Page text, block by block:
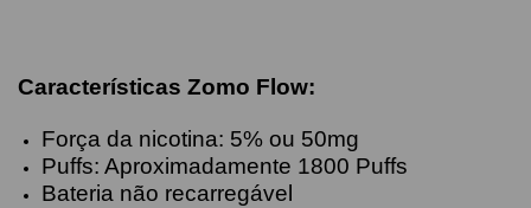
Características Zomo Flow:
Força da nicotina: 5% ou 50mg
Puffs: Aproximadamente 1800 Puffs
Bateria não recarregável